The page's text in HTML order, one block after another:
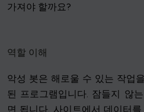
가져야 할까요?
역할 이해
악성 봇은 해로울 수 있는 작업
된 프로그램입니다. 잠들지 않
면 됩니다. 사이트에서 데이터